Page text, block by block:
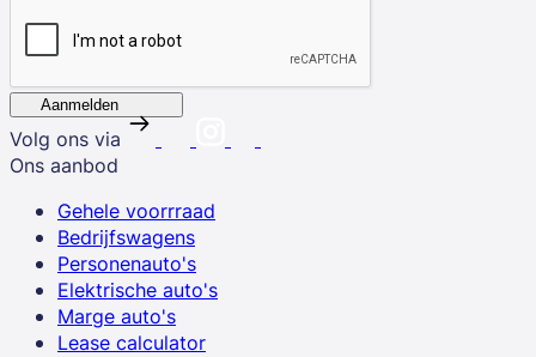
Aanmelden
Volg ons via
Ons aanbod
Gehele voorrraad
Bedrijfswagens
Personenauto's
Elektrische auto's
Marge auto's
Lease calculator